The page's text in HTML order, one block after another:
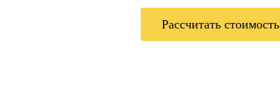
Рассчитать стоимость